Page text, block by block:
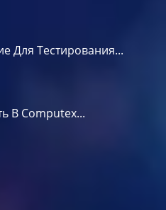
Для Тестирования...
В Computex...